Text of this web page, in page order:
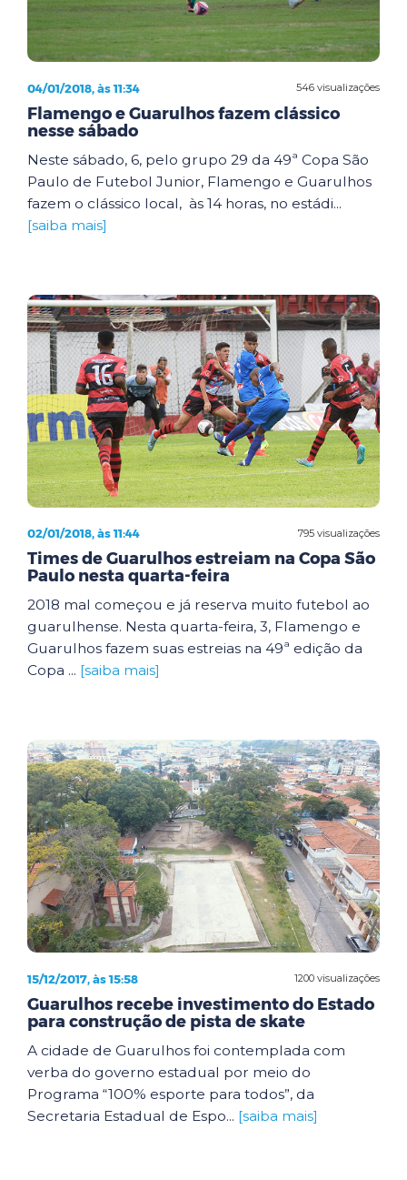
546 visualizações
04/01/2018, às 11:34
Flamengo e Guarulhos fazem clássico
nesse sábado
Neste sábado, 6, pelo grupo 29 da 49ª Copa São
Paulo de Futebol Junior, Flamengo e Guarulhos
fazem o clássico local, às 14 horas, no estádi...
[saiba mais]
795 visualizações
02/01/2018, às 11:44
Times de Guarulhos estreiam na Copa São
Paulo nesta quarta-feira
2018 mal começou e já reserva muito futebol ao
guarulhense. Nesta quarta-feira, 3, Flamengo e
Guarulhos fazem suas estreias na 49ª edição da
Copa ... [saiba mais]
1200 visualizações
15/12/2017, às 15:58
Guarulhos recebe investimento do Estado
para construção de pista de skate
A cidade de Guarulhos foi contemplada com
verba do governo estadual por meio do
Programa “100% esporte para todos”, da
Secretaria Estadual de Espo... [saiba mais]